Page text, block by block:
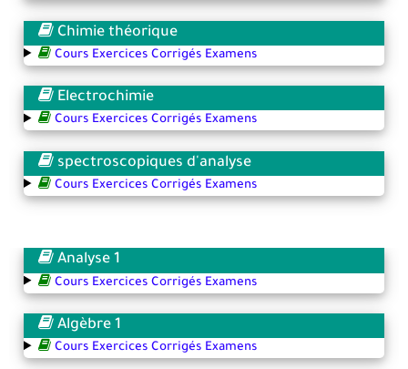
Chimie théorique
Cours Exercices Corrigés Examens
Electrochimie
Cours Exercices Corrigés Examens
spectroscopiques d'analyse
Cours Exercices Corrigés Examens
Analyse 1
Cours Exercices Corrigés Examens
Algèbre 1
Cours Exercices Corrigés Examens